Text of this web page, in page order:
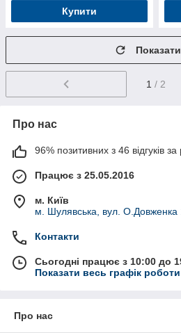
Купити
1 / 2
Про нас
96% позитивних з 46 відгуків за
Працює з 25.05.2016
м. Київ
м. Шулявська, вул. О.Довженка
Контакти
Сьогодні працює з 10:00 до
Показати весь графік роботи
Про нас